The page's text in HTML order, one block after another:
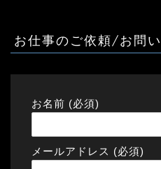
お仕事のご依頼/お問
お名前 (必須)
メールアドレス (必須)